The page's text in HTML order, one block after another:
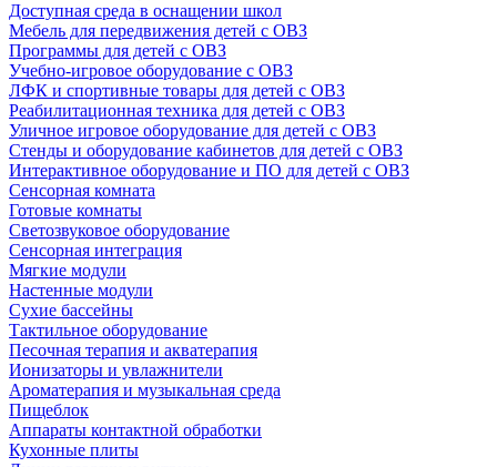
Доступная среда в оснащении школ
Мебель для передвижения детей с ОВЗ
Программы для детей с ОВЗ
Учебно-игровое оборудование с ОВЗ
ЛФК и спортивные товары для детей с ОВЗ
Реабилитационная техника для детей с ОВЗ
Уличное игровое оборудование для детей с ОВЗ
Стенды и оборудование кабинетов для детей с ОВЗ
Интерактивное оборудование и ПО для детей с ОВЗ
Сенсорная комната
Готовые комнаты
Светозвуковое оборудование
Сенсорная интеграция
Мягкие модули
Настенные модули
Сухие бассейны
Тактильное оборудование
Песочная терапия и акватерапия
Ионизаторы и увлажнители
Ароматерапия и музыкальная среда
Пищеблок
Аппараты контактной обработки
Кухонные плиты